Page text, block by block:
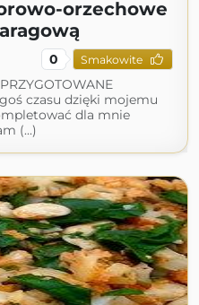
orzechowe
0 Smakowite
czasu dzięki mojemu
dla mnie
(...)